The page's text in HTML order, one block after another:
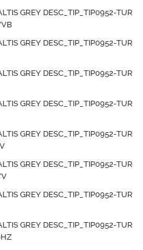
GREY DESC_TIP_TIP0952-TUR
VB
GREY DESC_TIP_TIP0952-TUR
GREY DESC_TIP_TIP0952-TUR
GREY DESC_TIP_TIP0952-TUR
GREY DESC_TIP_TIP0952-TUR
GREY DESC_TIP_TIP0952-TUR
GREY DESC_TIP_TIP0952-TUR
GREY DESC_TIP_TIP0952-TUR